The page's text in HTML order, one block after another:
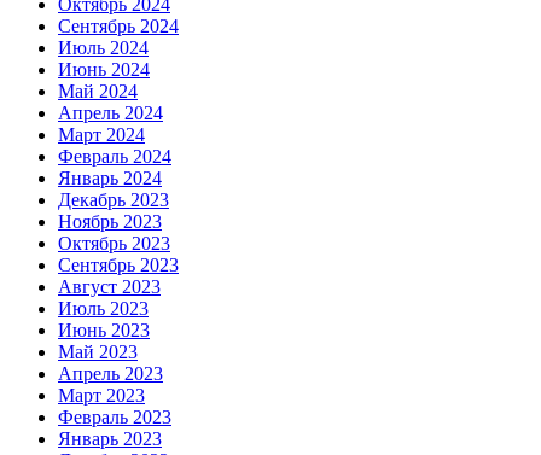
Октябрь 2024
Сентябрь 2024
Июль 2024
Июнь 2024
Май 2024
Апрель 2024
Март 2024
Февраль 2024
Январь 2024
Декабрь 2023
Ноябрь 2023
Октябрь 2023
Сентябрь 2023
Август 2023
Июль 2023
Июнь 2023
Май 2023
Апрель 2023
Март 2023
Февраль 2023
Январь 2023